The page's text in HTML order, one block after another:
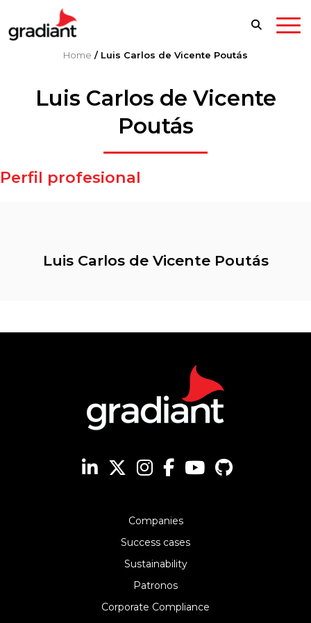
Home / Luis Carlos de Vicente Poutás
Luis Carlos de Vicente
Poutás
Perfil profesional
Luis Carlos de Vicente Poutás
Companies
Success cases
Sustainability
Patronos
Corporate Compliance